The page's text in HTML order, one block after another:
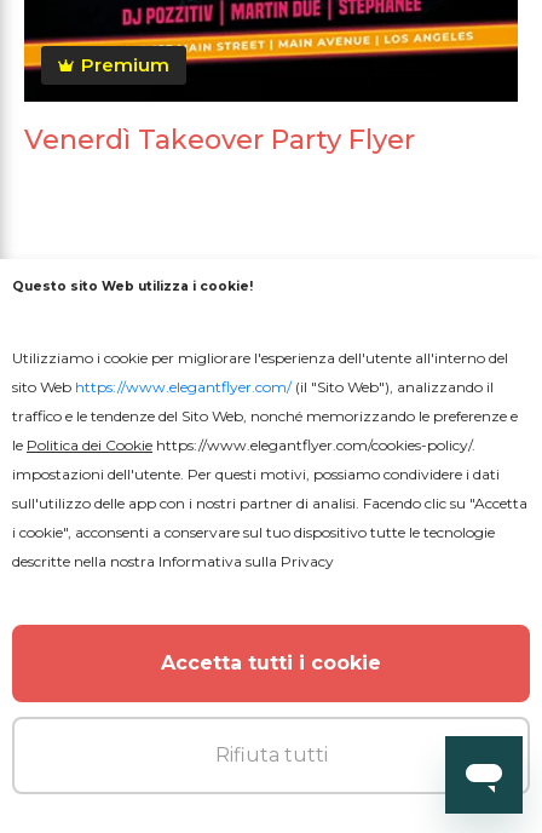
Premium
Venerdì Takeover Party Flyer
Questo sito Web utilizza i cookie!
Utilizziamo i cookie per migliorare l'esperienza dell'utente all'interno del
sito Web https://www.elegantflyer.com/(il "Sito Web"), analizzando il
traffico e le tendenze del Sito Web, nonché memorizzando le preferenze e
le Politica dei Cookie https://www.elegantflyer.com/cookies-policy/.
impostazioni dell'utente. Per questi motivi, possiamo condividere i dati
sull'utilizzo delle app con i nostri partner di analisi. Facendo clic su "Accetta
i cookie", acconsenti a conservare sul tuo dispositivo tutte le tecnologie
descritte nella nostra Informativa sulla Privacy
Accetta tutti i cookie
Rifiuta tutti